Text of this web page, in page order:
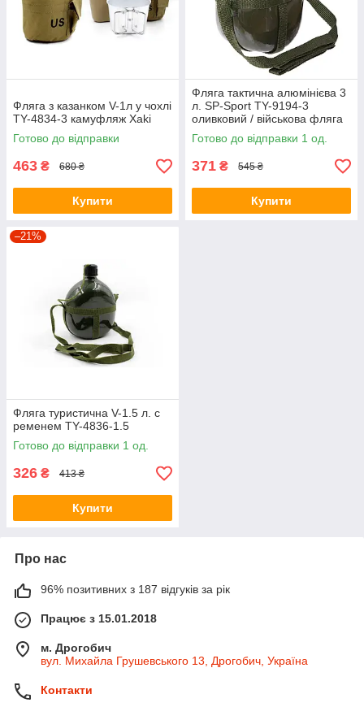
Фляга з казанком V-1л у чохлі
TY-4834-3 камуфляж Xaki
Готово до відправки
463 ₴ 680 ₴
Купити
Фляга тактична алюмінієва 3
л. SP-Sport TY-9194-3
оливковий / військова фляга
армійська
Готово до відправки 1 од.
371 ₴ 545 ₴
Купити
–21%
Фляга туристична V-1.5 л. с
ременем TY-4836-1.5
Готово до відправки 1 од.
326 ₴ 413 ₴
Купити
Про нас
96% позитивних з 187 відгуків за рік
Працює з 15.01.2018
м. Дрогобич
вул. Михайла Грушевського 13, Дрогобич, Україна
Контакти